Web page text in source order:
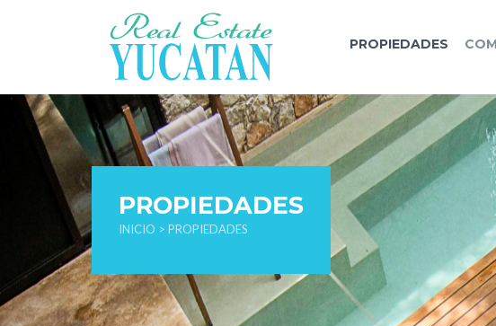
PROPIEDADES
PROPIEDADES
INICIO > PROPIEDADES